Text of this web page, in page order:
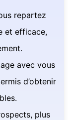
repartez
et efficace,
avec vous
d’obtenir
plus